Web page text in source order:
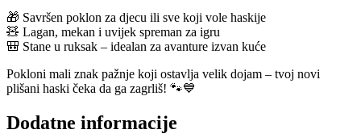
🎁 Savršen poklon za djecu ili sve koji vole haskije
🧸 Lagan, mekan i uvijek spreman za igru
🎒 Stane u ruksak – idealan za avanture izvan kuće
Pokloni mali znak pažnje koji ostavlja velik dojam – tvoj novi
plišani haski čeka da ga zagrliš! 🐾💙
Dodatne informacije